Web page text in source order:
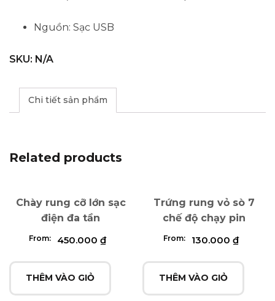
Nguồn: Sạc USB
SKU: N/A
Chi tiết sản phẩm
Related products
Chày rung cỡ lớn sạc
điện đa tần
From: 450.000₫
THÊM VÀO GIỎ
Trứng rung vỏ sò 7
chế độ chạy pin
From: 130.000₫
THÊM VÀO GIỎ